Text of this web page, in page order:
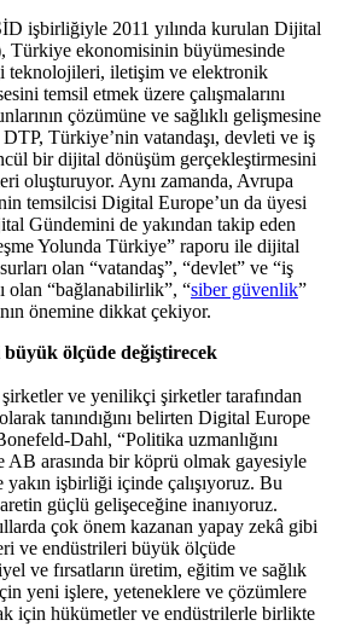
işbirliğiyle 2011 yılında kurulan Dijital
ekonomisinin büyümesinde
teknolojileri, iletişim ve elektronik
temsil etmek üzere çalışmalarını
çözümüne ve sağlıklı gelişmesine
DTP, Türkiye’nin vatandaşı, devleti ve iş
bir dijital dönüşüm gerçekleştirmesini
oluşturuyor. Aynı zamanda, Avrupa
temsilcisi Digital Europe’un da üyesi
Gündemini de yakından takip eden
Yolunda Türkiye” raporu ile dijital
olan “vatandaş”, “devlet” ve “iş
olan “bağlanabilirlik”, “siber güvenlik”
önemine dikkat çekiyor.
ölçüde değiştirecek
ve yenilikçi şirketler tarafından
tanındığını belirten Digital Europe
Dahl, “Politika uzmanlığını
AB arasında bir köprü olmak gayesiyle
işbirliği içinde çalışıyoruz. Bu
güçlü gelişeceğine inanıyoruz.
çok önem kazanan yapay zekâ gibi
ve endüstrileri büyük ölçüde
ve fırsatların üretim, eğitim ve sağlık
yeni işlere, yeteneklere ve çözümlere
için hükümetler ve endüstrilerle birlikte